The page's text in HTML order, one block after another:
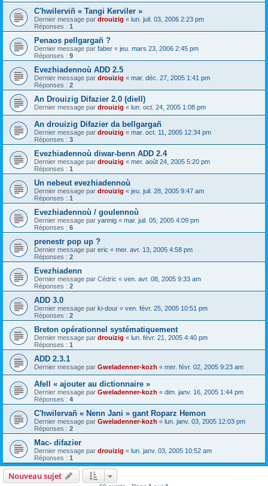
C'hwilerviñ « Tangi Kerviler »
Dernier message par drouizig « lun. juil. 03, 2006 2:23 pm
Réponses : 1
Penaos pellgargañ ?
Dernier message par faber « jeu. mars 23, 2006 2:45 pm
Réponses : 9
Evezhiadennoù ADD 2.5
Dernier message par drouizig « mar. déc. 27, 2005 1:41 pm
Réponses : 2
An Drouizig Difazier 2.0 (diell)
Dernier message par drouizig « lun. oct. 24, 2005 1:08 pm
An drouizig Difazier da bellgargañ
Dernier message par drouizig « mar. oct. 11, 2005 12:34 pm
Réponses : 3
Evezhiadennoù diwar-benn ADD 2.4
Dernier message par drouizig « mer. août 24, 2005 5:20 pm
Réponses : 1
Un nebeut evezhiadennoù
Dernier message par drouizig « jeu. juil. 28, 2005 9:47 am
Réponses : 1
Evezhiadennoù / goulennoù
Dernier message par yannig « mar. juil. 05, 2005 4:09 pm
Réponses : 6
prenestr pop up ?
Dernier message par eric « mer. avr. 13, 2005 4:58 pm
Réponses : 2
Evezhiadenn
Dernier message par Cédric « ven. avr. 08, 2005 9:33 am
Réponses : 2
ADD 3.0
Dernier message par ki-dour « ven. févr. 25, 2005 10:51 pm
Réponses : 2
Breton opérationnel systématiquement
Dernier message par drouizig « lun. févr. 21, 2005 4:40 pm
Réponses : 1
ADD 2.3.1
Dernier message par Gweladenner-kozh « mer. févr. 02, 2005 9:23 am
Afell « ajouter au dictionnaire »
Dernier message par Gweladenner-kozh « dim. janv. 16, 2005 1:44 pm
Réponses : 4
C'hwilervañ « Nenn Jani » gant Roparz Hemon
Dernier message par Gweladenner-kozh « lun. janv. 03, 2005 12:03 pm
Réponses : 2
Mac- difazier
Dernier message par drouizig « lun. janv. 03, 2005 10:52 am
Réponses : 1
Nouveau sujet